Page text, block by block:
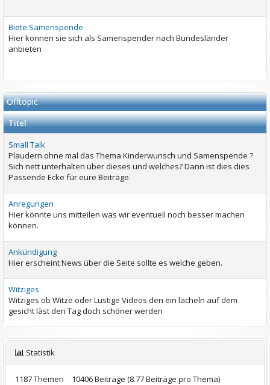
Biete Samenspende
Hier können sie sich als Samenspender nach Bundesländer
anbieten
Offtopic
Titel
Small Talk
Plaudern ohne mal das Thema Kinderwunsch und Samenspende ?
Sich nett unterhalten über dieses und welches? Dann ist dies dies
Passende Ecke für eure Beiträge.
Anregungen
Hier könnte uns mitteilen was wir eventuell noch besser machen
können.
Ankündigung
Hier erscheint News über die Seite sollte es welche geben.
Witziges
Witziges ob Witze oder Lustige Videos den ein lächeln auf dem
gesicht läst den Tag doch schöner werden
Statistik
1187 Themen 10406 Beiträge (8.77 Beiträge pro Thema)